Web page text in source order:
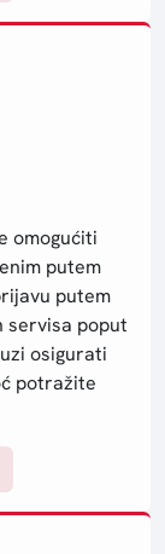
omogućiti
putem
putem
servisa poput
osigurati
potražite